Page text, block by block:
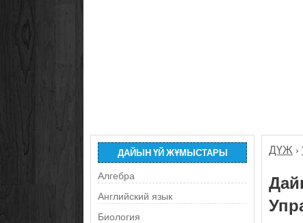
ДАЙЫН ҮЙ ЖҰМЫСТАРЫ
Алгебра
Английский язык
Биология
ДҮЖ ›